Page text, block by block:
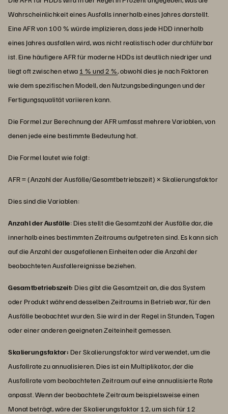
Wahrscheinlichkeit eines Ausfalls innerhalb eines Jahres darstellt.
Eine AFR von 100 % würde implizieren, dass jede HDD innerhalb
eines Jahres ausfallen wird, was nicht realistisch oder durchführbar
ist. Eine häufigere AFR für moderne HDDs ist deutlich niedriger und
liegt oft zwischen etwa 1 % und 2 %, obwohl dies je nach Faktoren
wie dem spezifischen Modell, den Nutzungsbedingungen und der
Fertigungsqualität variieren kann.
Die Formel zur Berechnung der AFR umfasst mehrere Variablen, von
denen jede eine bestimmte Bedeutung hat.
Die Formel lautet wie folgt:
AFR = (Anzahl der Ausfälle/Gesamtbetriebszeit) × Skalierungsfaktor
Dies sind die Variablen:
Anzahl der Ausfälle: Dies stellt die Gesamtzahl der Ausfälle dar, die
innerhalb eines bestimmten Zeitraums aufgetreten sind. Es kann sich
auf die Anzahl der ausgefallenen Einheiten oder die Anzahl der
beobachteten Ausfallereignisse beziehen.
Gesamtbetriebszeit: Dies gibt die Gesamtzeit an, die das System
oder Produkt während desselben Zeitraums in Betrieb war, für den
Ausfälle beobachtet wurden. Sie wird in der Regel in Stunden, Tagen
oder einer anderen geeigneten Zeiteinheit gemessen.
Skalierungsfaktor: Der Skalierungsfaktor wird verwendet, um die
Ausfallrate zu annualisieren. Dies ist ein Multiplikator, der die
Ausfallrate vom beobachteten Zeitraum auf eine annualisierte Rate
anpasst. Wenn der beobachtete Zeitraum beispielsweise einen
Monat beträgt, wäre der Skalierungsfaktor 12, um sich für 12